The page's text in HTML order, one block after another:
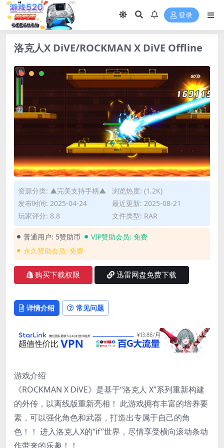
登录
洛克人X DiVE/ROCKMAN X DiVE Offline
资源分类: ▲完美支持手柄▲
浏览热度: (1.2K)
发布时间: 2025-04-24
最近更新: 2025-08-21
玩家评分: 8.8
文件类型: RAR
普通用户: 5赞助币 VIP赞助会员: 免费
永久赞助会员: 免费
购买下载权限 迅雷网盘免费下载
详情介绍 常见问题
游戏介绍
《ROCKMAN X DiVE》是基于“洛克人 X”系列重新构建
的外传，以离线版重新亮相！ 此游戏拥有丰富的培养要
素，可以强化角色和武器，打造出专属于自己的角
色！！ 进入洛克人X的“if”世界，尽情享受横向滚动条动
作带来的乐趣！！